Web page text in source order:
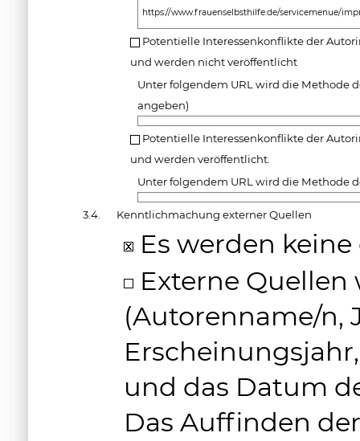
https://www.frauenselbsthilfe.de/servicemenue/
Potentielle Interessenkonflikte der
und werden nicht veröffentlicht
Unter folgendem URL wird die Methode
angeben)
Potentielle Interessenkonflikte der
und werden veröffentlicht.
Unter folgendem URL wird die Methode
3.4. Kenntlichmachung externer Quellen
Es werden
Externe Quellen
(Autorenname/n,
und das Datum
Das Auffinden